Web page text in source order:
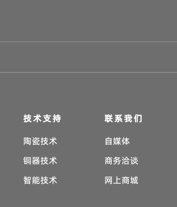
技术支持
陶瓷技术
铜器技术
智能技术
联系我们
自媒体
商务洽谈
网上商城